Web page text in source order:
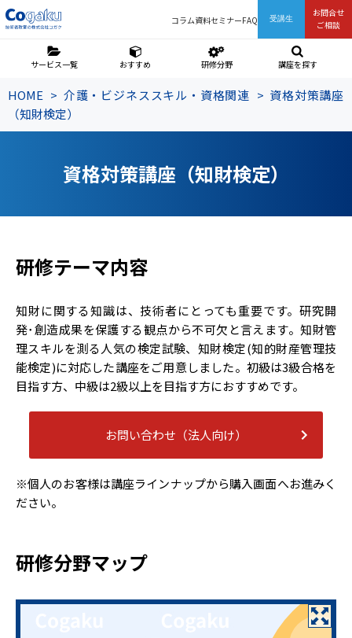
コラム資料セミナーFAQ 受講生
お問合せ
ご相談
サービス一覧 おすすめ 研修分野 講座を探す
HOME 介護・ビジネススキル・資格関連
資格対策講座
（知財検定）
資格対策講座（知財検定）
研修テーマ内容
知財に関する知識は、技術者にとっても重要です。研究開
発･創造成果を保護する観点から不可欠と言えます。知財管
理スキルを測る人気の検定試験、知財検定(知的財産管理技
能検定)に対応した講座をご用意しました。初級は3級合格を
目指す方、中級は2級以上を目指す方におすすめです。
お問い合わせ（法人向け）
※個人のお客様は講座ラインナップから購入画面へお進みく
ださい。
研修分野マップ